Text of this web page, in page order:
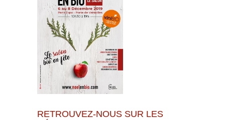
RETROUVEZ-NOUS SUR LES